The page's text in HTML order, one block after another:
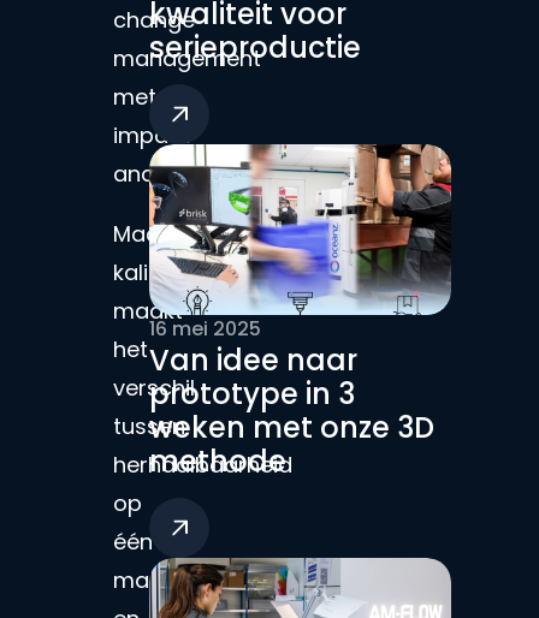
change
management
met
impact
analyse.
Machine
kalibratie
maakt
het
verschil
tussen
herhaalbaarheid
op
één
machine
kwaliteit voor
serieproductie
Van idee naar
prototype in 3
weken met onze 3D
methode
16 mei 2025